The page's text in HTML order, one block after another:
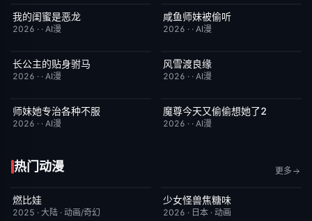
完结
我的闺蜜是恶龙
2026 · · AI漫
完结
咸鱼师妹被偷听
2026 · · AI漫
完结
长公主的贴身驸马
2026 · · AI漫
完结
风雪渡良缘
2026 · · AI漫
完结
师妹她专治各种不服
2026 · · AI漫
完结
魔尊今天又偷偷想她了2
2026 · · AI漫
热门动漫 更多
HD国语
燃比娃
2025 · 大陆 · 动画/奇幻
更新至第06集
少女怪兽焦糖味
2026 · 日本 · 动画